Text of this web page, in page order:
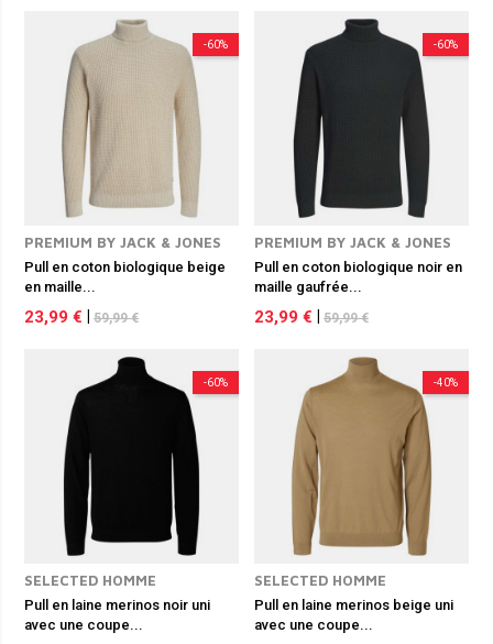
-60%
PREMIUM BY JACK & JONES
Pull en coton biologique beige
en maille...
23,99 € 59,99 €
-60%
PREMIUM BY JACK & JONES
Pull en coton biologique noir en
maille gaufrée...
23,99 € 59,99 €
-60%
SELECTED HOMME
Pull en laine merinos noir uni
avec une coupe...
-40%
SELECTED HOMME
Pull en laine merinos beige uni
avec une coupe...